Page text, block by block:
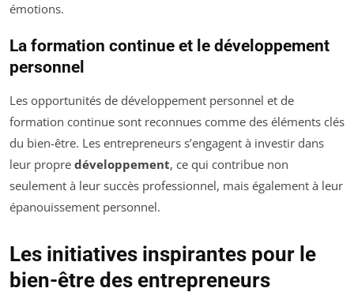
émotions.
La formation continue et le développement
personnel
Les opportunités de développement personnel et de
formation continue sont reconnues comme des éléments clés
du bien-être. Les entrepreneurs s’engagent à investir dans
leur propre développement, ce qui contribue non
seulement à leur succès professionnel, mais également à leur
épanouissement personnel.
Les initiatives inspirantes pour le
bien-être des entrepreneurs